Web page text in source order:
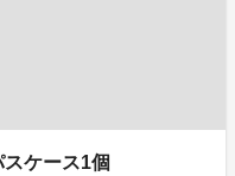
ケース1個